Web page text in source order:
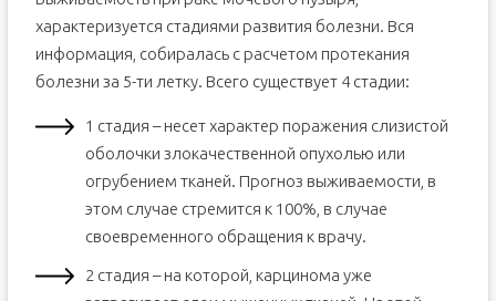
характеризуется стадиями развития болезни. Вся
информация, собиралась с расчетом протекания
болезни за 5-ти летку. Всего существует 4 стадии:
1 стадия – несет характер поражения слизистой
оболочки злокачественной опухолью или
огрубением тканей. Прогноз выживаемости, в
этом случае стремится к 100%, в случае
своевременного обращения к врачу.
2 стадия – на которой, карцинома уже